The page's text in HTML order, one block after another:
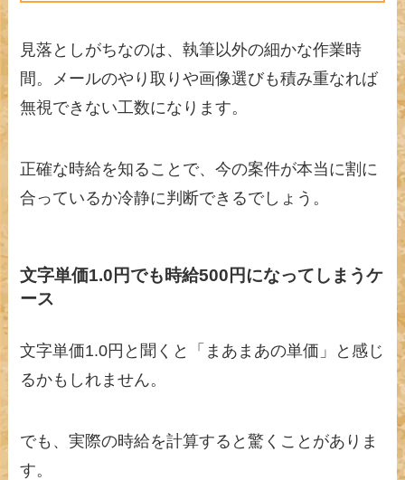
見落としがちなのは、執筆以外の細かな作業時
間。メールのやり取りや画像選びも積み重なれば
無視できない工数になります。
正確な時給を知ることで、今の案件が本当に割に
合っているか冷静に判断できるでしょう。
文字単価1.0円でも時給500円になってしまうケ
ース
文字単価1.0円と聞くと「まあまあの単価」と感じ
るかもしれません。
でも、実際の時給を計算すると驚くことがありま
す。